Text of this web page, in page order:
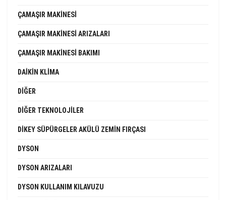
ÇAMAŞIR MAKINESI
ÇAMAŞIR MAKINESI ARIZALARI
ÇAMAŞIR MAKINESI BAKIMI
DAIKIN KLIMA
DIĞER
DIĞER TEKNOLOJILER
DIKEY SÜPÜRGELER AKÜLÜ ZEMIN FIRÇASI
DYSON
DYSON ARIZALARI
DYSON KULLANIM KILAVUZU